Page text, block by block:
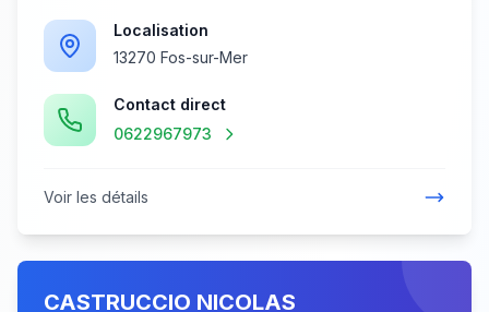
Localisation
13270 Fos-sur-Mer
Contact direct
0622967973
Voir les détails
CASTRUCCIO NICOLAS